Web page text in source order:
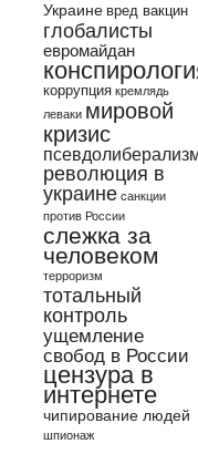
Украине вред вакцин
глобалисты
евромайдан
коррупция кремлядь
леваки мировой
кризис
революция в
украине санкции
против России
слежка за
человеком
терроризм
тотальный
контроль
ущемление
свобод в России
цензура в
интернете
чипирование людей
шпионаж